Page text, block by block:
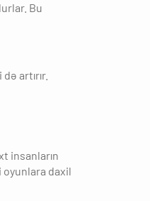
Bu
artırır.
insanların
daxil